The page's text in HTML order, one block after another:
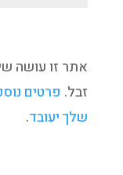
זבל. פרטים
שלך יעובד.